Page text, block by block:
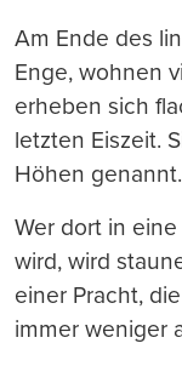
Am Ende des
Enge, wohnen
erheben sich
letzten Eiszeit.
Höhen genannt.
Wer dort in
wird, wird
einer Pracht,
immer weniger